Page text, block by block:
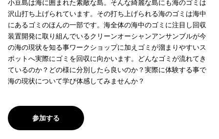
小豆島は海に囲まれた素敵な島。そんな綺麗な島にも海のゴミは
沢山打ち上げられています。その打ち上げられる海のゴミは海中
にあるゴミのほんの一部です。海全体の海中のゴミに注目し回収
装置開発に取り組んでいるクリーンオーシャンアンサンブルが今
の海の現状を知る事ワークショップに加えゴミが溜まりやすいス
ポットへ実際にゴミを回収に向かいます。どんなゴミが流れてき
ているのか？どの様に分別したら良いのか？実際に体験する事で
海の現状について学び体感してみませんか？
参加する